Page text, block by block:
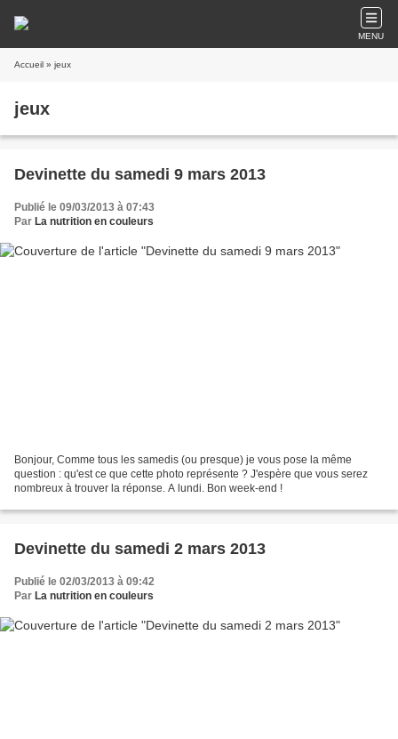
MENU
Accueil » jeux
jeux
Devinette du samedi 9 mars 2013
Publié le 09/03/2013 à 07:43
Par La nutrition en couleurs
Bonjour, Comme tous les samedis (ou presque) je vous pose la même
question : qu'est ce que cette photo représente ? J'espère que vous serez
nombreux à trouver la réponse. A lundi. Bon week-end !
Devinette du samedi 2 mars 2013
Publié le 02/03/2013 à 09:42
Par La nutrition en couleurs